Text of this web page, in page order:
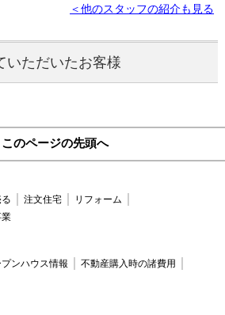
＜他のスタッフの紹介も見る
いただいたお客様
このページの先頭へ
注文住宅
リフォーム
業
プンハウス情報
不動産購入時の諸費用